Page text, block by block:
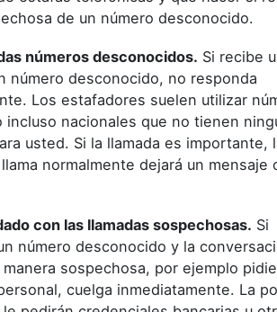
de un número desconocido.
números desconocidos. Si recibe
número desconocido, no responda
Los estafadores suelen utilizar
incluso nacionales que no tienen
usted. Si la llamada es importante,
normalmente dejará un mensaje
con las llamadas sospechosas. Si
número desconocido y la
sospechosa, por ejemplo
cuelga inmediatamente. La